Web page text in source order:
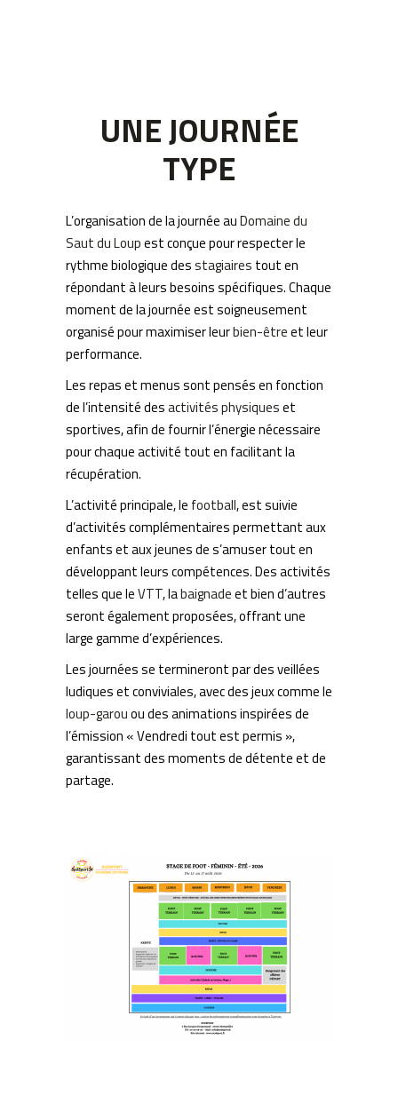
UNE JOURNÉE
TYPE
L’organisation de la journée auDomaine du
Saut du Loupest conçue pour respecter le
rythme biologique desstagiaires tout en
répondant à leurs besoins spécifiques. Chaque
moment de la journée est soigneusement
organisé pour maximiser leurbien-êtreet leur
performance.
Les repas et menus sont pensés en fonction
de l’intensité desactivités physiqueset
sportives, afin de fournir l’énergie nécessaire
pour chaque activité tout en facilitant la
récupération.
L’activité principale, le football, est suivie
d’activités complémentaires permettant aux
enfants et aux jeunes de s’amuser tout en
développant leurs compétences. Des activités
telles que leVTT, labaignadeet bien d’autres
seront également proposées, offrant une
large gamme d’expériences.
Les journées se termineront par des veillées
ludiques et conviviales, avec des jeux comme le
loup-garouou des animations inspirées de
l’émission « Vendredi tout est permis »,
garantissant des moments de détente et de
partage.